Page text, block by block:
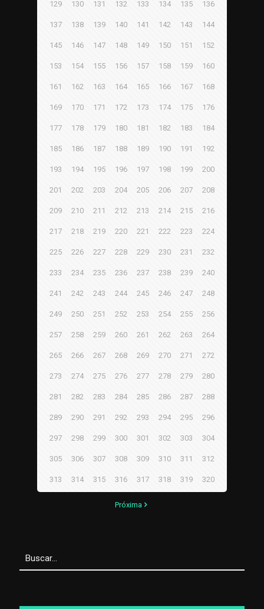
129 130 131 132 133 134 135 136
137 138 139 140 141 142 143 144
145 146 147 148 149 150 151 152
153 154 155 156 157 158 159 160
161 162 163 164 165 166 167 168
169 170 171 172 173 174 175 176
177 178 179 180 181 182 183 184
185 186 187 188 189 190 191 192
193 194 195 196 197 198 199 200
201 202 203 204 205 206 207 208
209 210 211 212 213 214 215 216
217 218 219 220 221 222 223 224
225 226 227 228 229 230 231 232
233 234 235 236 237 238 239 240
241 242 243 244 245 246 247 248
249 250 251 252 253 254 255 256
257 258 259 260 261 262 263 264
265 266 267 268 269 270 271 272
273 274 275 276 277 278 279 280
281 282 283 284 285 286 287 288
289 290 291 292 293 294 295 296
297 298 299 300 301 302 303 304
305 306 307 308 309 310 311 312
313 314 315 316 317 318 319 320
Próxima